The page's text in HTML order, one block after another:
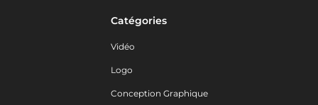
Catégories
Vidéo
Logo
Conception Graphique